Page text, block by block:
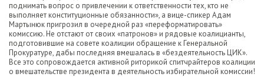
поднимать вопрос о привлечении к ответственности тех, кто не
выполняет конституционные обязанности», а вице-спикер Адам
Мартынюк пригрозил в очередной раз «переформатировать»
комиссию. Не отстают от своих «патронов» и рядовые коалицианты,
подготовившие на совете коалиции обращение к Генеральной
Прокуратуре, дабы последняя вмешалась в «бездеятельность ЦИК».
Все это сопровождается активной риторикой спитчрайтеров коалиции
о вмешательстве президента в деятельность избирательной комиссии!